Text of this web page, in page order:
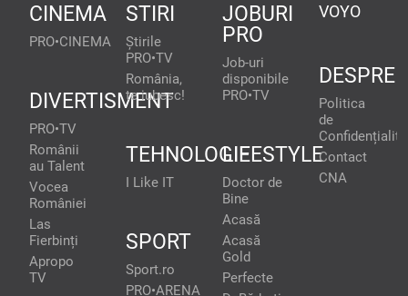
CINEMA
PRO•CINEMA
DIVERTISMENT
PRO•TV
Românii
au Talent
Vocea
României
Las
Fierbinți
Apropo
TV
STIRI
Știrile
PRO•TV
România,
te iubesc!
TEHNOLOGIE
I Like IT
SPORT
Sport.ro
PRO•ARENA
JOBURI
PRO
Job-uri
disponibile
PRO•TV
LIFESTYLE
Doctor de
Bine
Acasă
Acasă
Gold
Perfecte
VOYO
DESPRE
Politica
de
Contact
CNA